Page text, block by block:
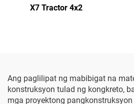
X7 Tractor 4x2
Ang paglilipat ng mabibigat na
konstruksyon tulad ng kongkreto,
mga proyektong